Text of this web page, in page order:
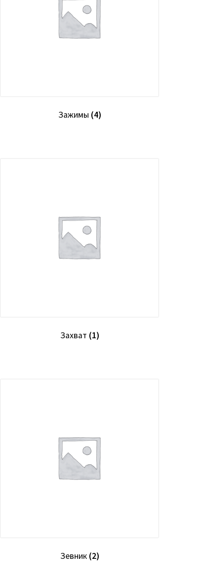
Зажимы (4)
Захват (1)
Зевник (2)